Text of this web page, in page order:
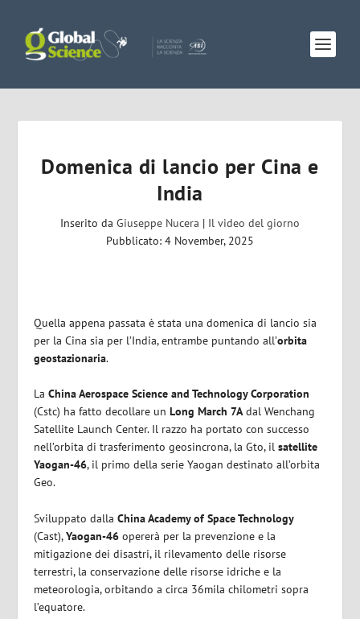
Domenica di lancio per Cina e
India
Inserito da Giuseppe Nucera | Il video del giorno
Pubblicato: 4 November, 2025
Quella appena passata è stata una domenica di lancio sia
per la Cina sia per l’India, entrambe puntando all’orbita
geostazionaria.
LaChina Aerospace Science and Technology Corporation
(Cstc) ha fatto decollare unLong March 7Adal Wenchang
Satellite Launch Center. Il razzo ha portato con successo
nell’orbita di trasferimento geosincrona, la Gto, ilsatellite
Yaogan-46, il primo della serie Yaogan destinato all’orbita
Geo.
Sviluppato dallaChina Academy of Space Technology
(Cast),Yaogan-46 opererà per la prevenzione e la
mitigazione dei disastri, il rilevamento delle risorse
terrestri, la conservazione delle risorse idriche e la
meteorologia, orbitando a circa 36mila chilometri sopra
l’equatore.